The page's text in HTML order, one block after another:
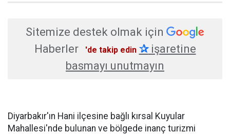
Sitemize destek olmak için
Haberler
'de takip edin ✰işaretine
basmayı unutmayın
Diyarbakır'ın Hani ilçesine bağlı kırsal Kuyular
Mahallesi'nde bulunan ve bölgede inanç turizmi